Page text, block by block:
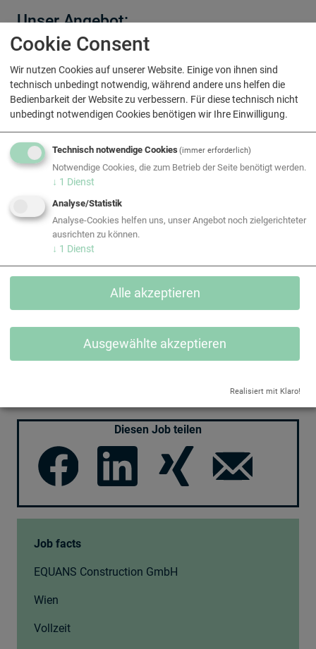
Unser Angebot:
Umfassende Einarbeitung & spannende Projekte
Bruttojahresgehalt ab EUR 95.000,-
Firmen KFZ
Aufstiegsmöglichkeiten
Unternehmenskultur geprägt von Kollegialität und
Teamspirit
mitgestalten?
Dann laden Sie direkt hier Ihre aussagekräftigen
Bewerbungsunterlagen hoch.
Jetzt bewerben
EQUANS Construction GmbH
Diesen Job teilen
Job facts
EQUANS Construction GmbH
Wien
Vollzeit
Cookie Consent
Wir nutzen Cookies auf unserer Website. Einige von ihnen sind
technisch unbedingt notwendig, während andere uns helfen die
Bedienbarkeit der Website zu verbessern. Für diese technisch nicht
unbedingt notwendigen Cookies benötigen wir Ihre Einwilligung.
Technisch notwendige Cookies(immer erforderlich)
Notwendige Cookies, die zum Betrieb der Seite benötigt werden.
↓ 1 Dienst
Analyse/Statistik
Analyse-Cookies helfen uns, unser Angebot noch zielgerichteter
ausrichten zu können.
↓ 1 Dienst
Ausgewählte akzeptieren
Alle akzeptieren
Realisiert mit Klaro!